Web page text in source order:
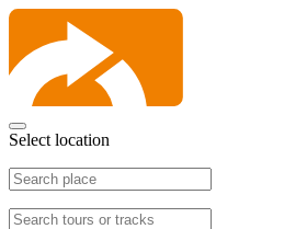
Select location